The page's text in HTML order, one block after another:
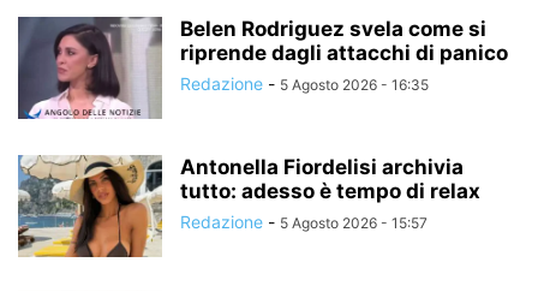
Belen Rodriguez svela come si
riprende dagli attacchi di panico
Redazione - 5 Agosto 2026 - 16:35
Antonella Fiordelisi archivia
tutto: adesso è tempo di relax
Redazione - 5 Agosto 2026 - 15:57